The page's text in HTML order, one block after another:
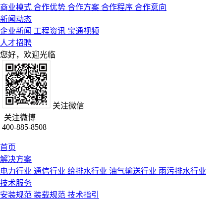
商业模式 合作优势 合作方案 合作程序 合作意向
新闻动态
企业新闻 工程资讯 宝通视频
人才招聘
您好，欢迎光临
关注微信
关注微博
400-885-8508
首页
解决方案
电力行业 通信行业 给排水行业 油气输送行业 雨污排水行业
技术服务
安装规范 装载规范 技术指引